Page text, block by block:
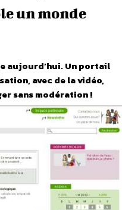
un monde
aujourd’hui. Un portail
avec de la vidéo,
sans modération !